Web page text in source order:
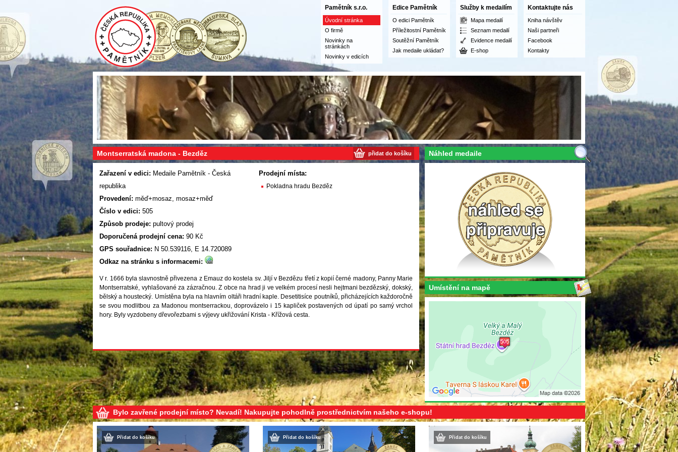
Pamětník s.r.o.
Úvodní stránka
O firmě
Novinky na
stránkách
Novinky v edicích
Edice Pamětník
O edici Pamětník
Příležitostní Pamětník
Soutěžní Pamětník
Jak medaile ukládat?
Služby k medailím
Mapa medailí
Seznam medailí
Evidence medailí
E-shop
Kontaktujte nás
Kniha návštěv
Naši partneři
Facebook
Kontakty
Montserratská madona - Bezděz přidat do košíku
Zařazení v edici: Medaile Pamětník - Česká
republika
Provedení: měď+mosaz, mosaz+měď
Číslo v edici: 505
Způsob prodeje: pultový prodej
Doporučená prodejní cena: 90 Kč
GPS souřadnice: N 50.539116, E 14.720089
Odkaz na stránku s informacemi:
Prodejní místa:
Pokladna hradu Bezděz
V r. 1666 byla slavnostně přivezena z Emauz do kostela sv. Jiljí v Bezdězu třetí z kopií černé madony, Panny Marie
Montserratské, vyhlašované za zázračnou. Z obce na hrad ji ve velkém procesí nesli hejtmani bezdězský, dokský,
bělský a houstecký. Umístěna byla na hlavním oltáři hradní kaple. Desetitisíce poutníků, přicházejících každoročně
se svou modlitbou za Madonou montserrackou, doprovázelo i 15 kapliček postavených od úpatí po samý vrchol
hory. Byly vyzdobeny dřevořezbami s výjevy ukřižování Krista - Křížová cesta.
Náhled medaile
Umístění na mapě
Bylo zavřené prodejní místo? Nevadí! Nakupujte pohodlně prostřednictvím našeho e-shopu!
Přidat do košíku Přidat do košíku Přidat do košíku